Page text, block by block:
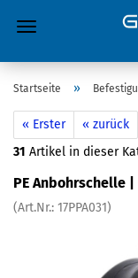
Startseite »
« Erster
« zurück
31 Artikel in dieser
PE Anbohrschelle
(Art.Nr.: 17PPA031)